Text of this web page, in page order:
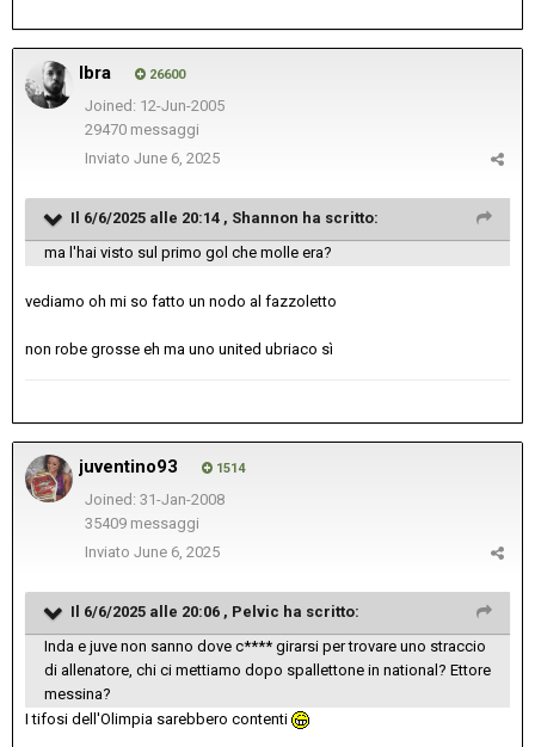
Ibra 26600
Joined: 12-Jun-2005
29470 messaggi
Inviato June 6, 2025
Il 6/6/2025 alle 20:14 , Shannon ha scritto:
ma l'hai visto sul primo gol che molle era?
vediamo oh mi so fatto un nodo al fazzoletto
non robe grosse eh ma uno united ubriaco sì
juventino93 1514
Joined: 31-Jan-2008
35409 messaggi
Inviato June 6, 2025
Il 6/6/2025 alle 20:06 , Pelvic ha scritto:
Inda e juve non sanno dove c**** girarsi per trovare uno straccio
di allenatore, chi ci mettiamo dopo spallettone in national? Ettore
messina?
I tifosi dell'Olimpia sarebbero contenti